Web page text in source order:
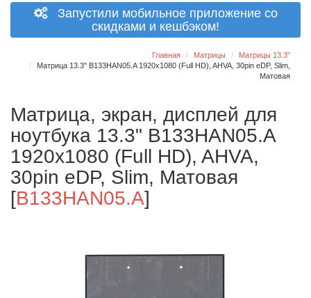
Запустили мобильное приложение со
скидками и кешбэком!
Главная Матрицы
Матрицы 13.3"
Матрица 13.3" B133HAN05.A 1920x1080 (Full HD), AHVA, 30pin eDP, Slim,
Матовая
Матрица, экран, дисплей для
ноутбука 13.3" B133HAN05.A
1920x1080 (Full HD), AHVA,
30pin eDP, Slim, Матовая
[B133HAN05.A]